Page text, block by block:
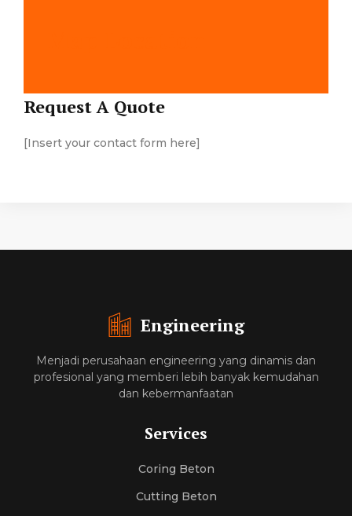
Request A Quote
[Insert your contact form here]
Engineering
Menjadi perusahaan engineering yang dinamis dan
profesional yang memberi lebih banyak kemudahan
dan kebermanfaatan
Services
Coring Beton
Cutting Beton